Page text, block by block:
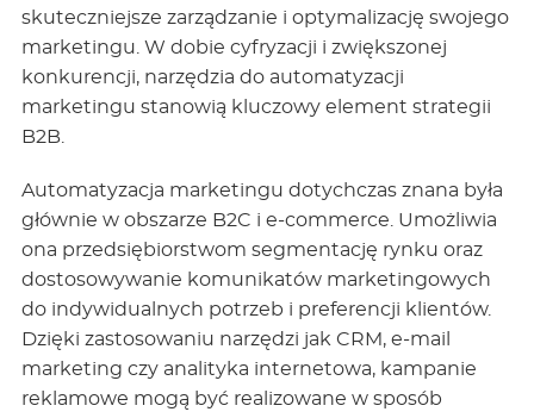
skuteczniejsze zarządzanie i optymalizację swojego
marketingu. W dobie cyfryzacji i zwiększonej
konkurencji, narzędzia do automatyzacji
marketingu stanowią kluczowy element strategii
B2B.
Automatyzacja marketingu dotychczas znana była
głównie w obszarze B2C i e-commerce. Umożliwia
ona przedsiębiorstwom segmentację rynku oraz
dostosowywanie komunikatów marketingowych
do indywidualnych potrzeb i preferencji klientów.
Dzięki zastosowaniu narzędzi jak CRM, e-mail
marketing czy analityka internetowa, kampanie
reklamowe mogą być realizowane w sposób